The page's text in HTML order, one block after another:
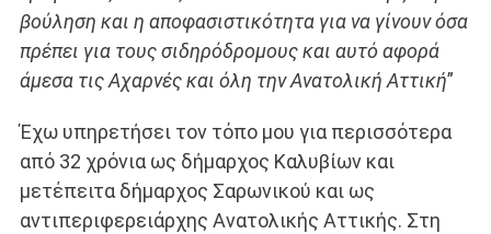
βούληση και η αποφασιστικότητα για να γίνουν όσα
πρέπει για τους σιδηρόδρομους και αυτό αφορά
άμεσα τις Αχαρνές και όλη την Ανατολική Αττική”
Έχω υπηρετήσει τον τόπο μου για περισσότερα
από 32 χρόνια ως δήμαρχος Καλυβίων και
μετέπειτα δήμαρχος Σαρωνικού και ως
αντιπεριφερειάρχης Ανατολικής Αττικής. Στη